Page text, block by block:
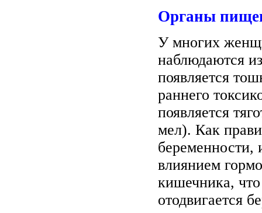
Органы
У многих
наблюдаются
появляется
раннего
появляется
мел). Как
беременности,
влиянием
кишечника,
отодвигается